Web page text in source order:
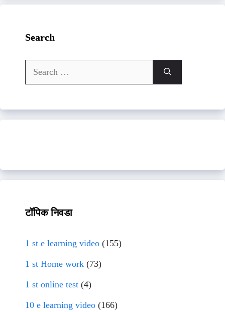
Search
Search
for:
टॉपिक निवडा
1 st e learning video (155)
1 st Home work (73)
1 st online test (4)
10 e learning video (166)